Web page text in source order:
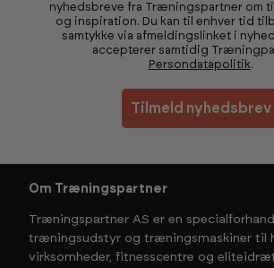
nyhedsbreve fra Træningspartner om
og inspiration. Du kan til enhver tid
samtykke via afmeldingslinket i
accepterer samtidig
Persondatapolitik.
Tilmeld nyhedsbrev
Om Træningspartner
Træningspartner AS er en
træningsudstyr og træningsmaskiner til
virksomheder, fitnesscentre og